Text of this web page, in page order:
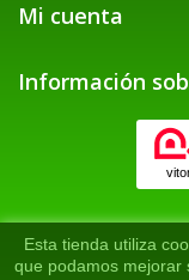
Mi cuenta
Información
Esta tienda utiliza
que podamos mejorar